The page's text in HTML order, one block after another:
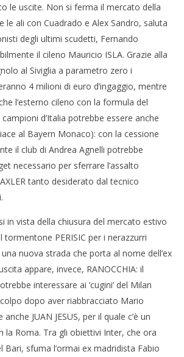
NOW VIEWING
saluta Llorente, Lavazzi
le uscite. Non si ferma il mercato della
le ali con Cuadrado e Alex Sandro, saluta
degli ultimi scudetti, Fernando
il cileno Mauricio ISLA. Grazie alla
al Siviglia a parametro zero i
4 milioni di euro d’ingaggio, mentre
l’esterno cileno con la formula del
d’Italia potrebbe essere anche
al Bayern Monaco): con la cessione
il club di Andrea Agnelli potrebbe
necessario per sferrare l’assalto
tanto desiderato dal tecnico
in vista della chiusura del mercato estivo
tormentone PERISIC per i nerazzurri
nuova strada che porta al nome dell’ex
appare, invece, RANOCCHIA: il
interessare ai ‘cugini’ del Milan
dopo aver riabbracciato Mario
JUAN JESUS, per il quale c’è un
la Roma. Tra gli obiettivi Inter, che ora
Bari, sfuma l’ormai ex madridista Fabio